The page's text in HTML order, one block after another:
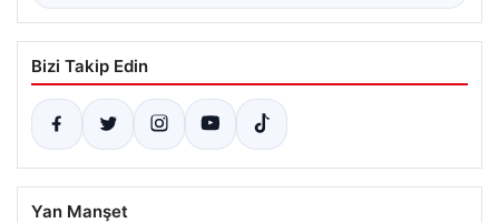
Bizi Takip Edin
Yan Manşet